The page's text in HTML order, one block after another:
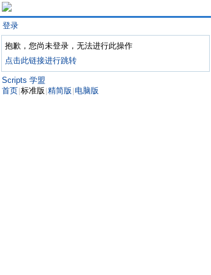
登录
抱歉，您尚未登录，无法进行此操作
点击此链接进行跳转
Scripts 学盟
首页 标准版 精简版 电脑版